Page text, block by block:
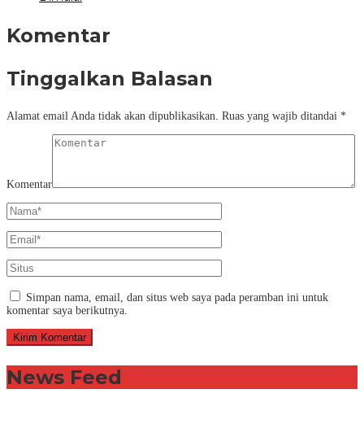
Komentar
Tinggalkan Balasan
Alamat email Anda tidak akan dipublikasikan. Ruas yang wajib ditandai *
Komentar
Simpan nama, email, dan situs web saya pada peramban ini untuk
komentar saya berikutnya.
News Feed